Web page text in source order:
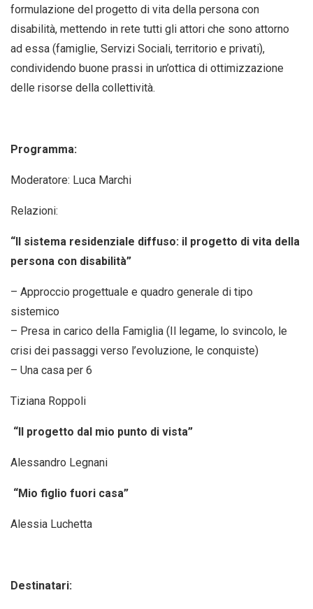
formulazione del progetto di vita della persona con
disabilità, mettendo in rete tutti gli attori che sono attorno
ad essa (famiglie, Servizi Sociali, territorio e privati),
condividendo buone prassi in un’ottica di ottimizzazione
delle risorse della collettività.
Programma:
Moderatore: Luca Marchi
Relazioni:
“Il sistema residenziale diffuso: il progetto di vita della
persona con disabilità”
– Approccio progettuale e quadro generale di tipo
sistemico
– Presa in carico della Famiglia (Il legame, lo svincolo, le
crisi dei passaggi verso l’evoluzione, le conquiste)
– Una casa per 6
Tiziana Roppoli
“Il progetto dal mio punto di vista”
Alessandro Legnani
“Mio figlio fuori casa”
Alessia Luchetta
Destinatari: